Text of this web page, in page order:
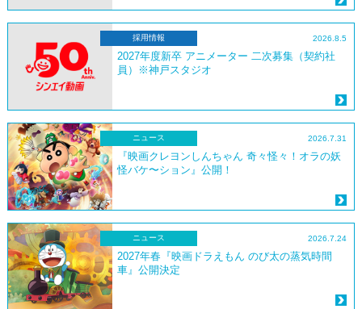
採用情報 2026.8.5
2027年度新卒 アニメーター 二次募集（契約社
員）※神戸スタジオ
ニュース 2026.7.31
『映画クレヨンしんちゃん 奇々怪々！オラの妖
怪バケ〜ション』公開！
ニュース 2026.7.24
2027年春『映画ドラえもん のび太の蒸気時間
車』公開決定